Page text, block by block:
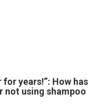
for years!”: How has
not using shampoo